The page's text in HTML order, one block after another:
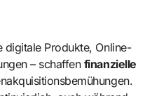
digitale Produkte, Online-
– schaffen finanzielle